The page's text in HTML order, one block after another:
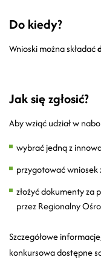
Do kiedy?
Wnioski można składać
Jak się zgłosić?
Aby wziąć udział w
wybrać jedną z
przygotować
złożyć dokumenty za
przez Regionalny
Szczegółowe
konkursowa dostępne